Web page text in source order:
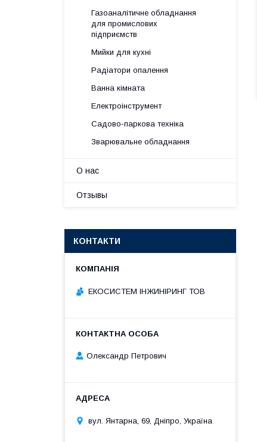
Газоаналітичне обладнання
для промислових
підприємств
Мийки для кухні
Радіатори опалення
Ванна кімната
Електроінструмент
Садово-паркова техніка
Зварювальне обладнання
О нас
Отзывы
КОНТАКТИ
ЕКОСИСТЕМ ІНЖИНІРИНГ ТОВ
Олександр Петрович
вул. Янтарна, 69, Дніпро, Україна